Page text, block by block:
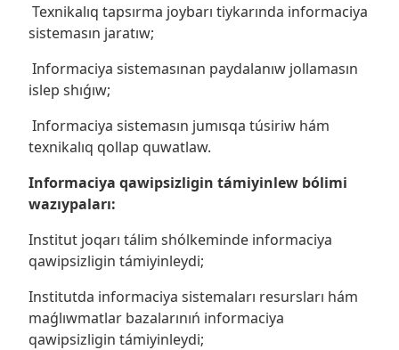
Texnikalıq tapsırma joybarı tiykarında informaciya
sistemasın jaratıw;
Informaciya sistemasınan paydalanıw jollamasın
islep shıǵıw;
Informaciya sistemasın jumısqa túsiriw hám
texnikalıq qollap quwatlaw.
Informaciya qawipsizligin támiyinlew bólimi
wazıypaları:
Institut joqarı tálim shólkeminde informaciya
qawipsizligin támiyinleydi;
Institutda informaciya sistemaları resursları hám
maǵlıwmatlar bazalarınıń informaciya
qawipsizligin támiyinleydi;